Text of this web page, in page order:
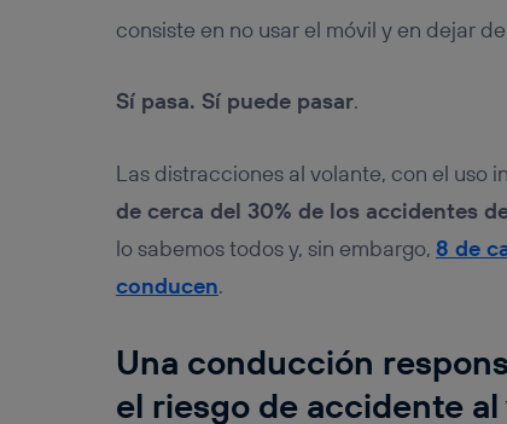
consiste en no usar el móvil y en dejar
Sí pasa. Sí puede pasar.
Las distracciones al volante, con el uso
de cerca del 30% de los accidentes
lo sabemos todos y, sin embargo, 8 de
conducen.
Una conducción
el riesgo de accidente